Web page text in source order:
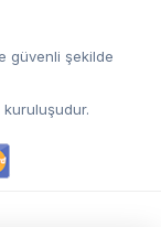
güvenli şekilde
kuruluşudur.